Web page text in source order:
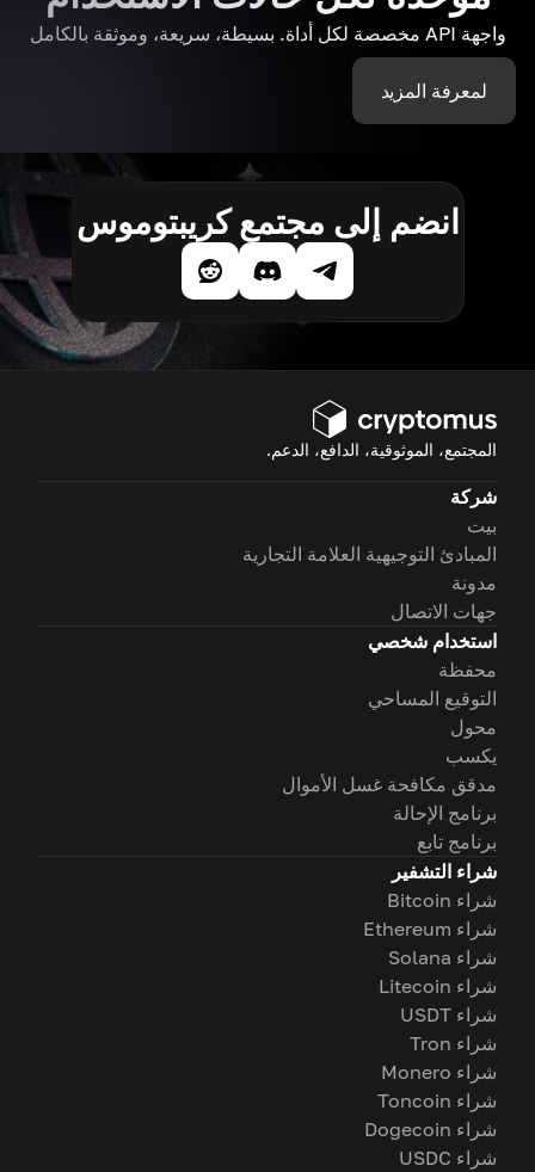
واجهة API مخصصة لكل أداة. بسيطة، سريعة، وموثقة بالكامل
لمعرفة المزيد
انضم إلى مجتمع كريبتوموس
المجتمع، الموثوقية، الدافع، الدعم.
شركة
بيت
المبادئ التوجيهية العلامة التجارية
مدونة
جهات الاتصال
استخدام شخصي
محفظة
التوقيع المساحي
محول
يكسب
مدقق مكافحة غسل الأموال
برنامج الإحالة
برنامج تابع
شراء التشفير
شراء Bitcoin
شراء Ethereum
شراء Solana
شراء Litecoin
شراء USDT
شراء Tron
شراء Monero
شراء Toncoin
شراء Dogecoin
شراء USDC